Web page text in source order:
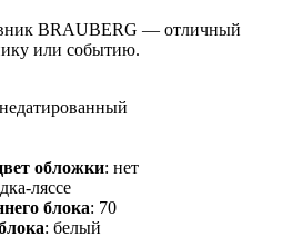
BRAUBERG — отличный
или событию.
недатированный
обложки: нет
ляссе
блока: 70
: белый